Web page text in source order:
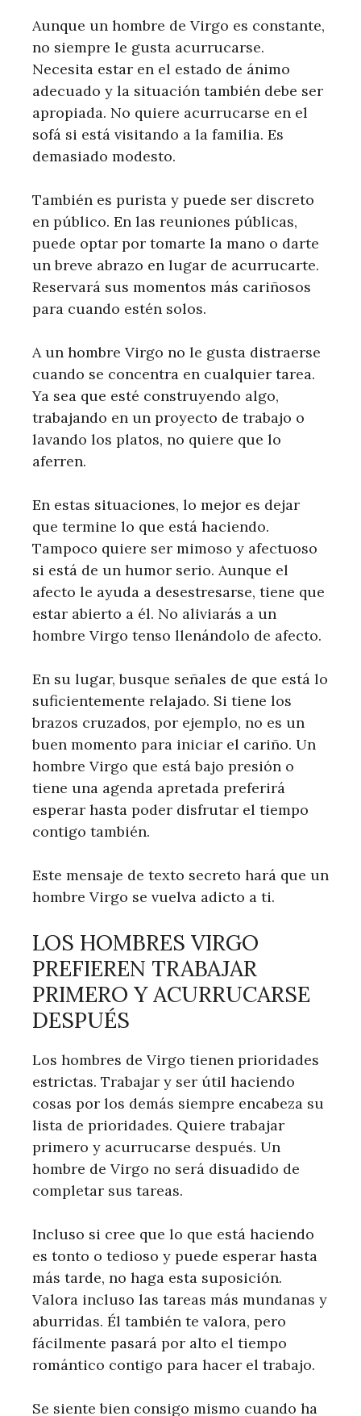
Aunque un hombre de Virgo es constante,
no siempre le gusta acurrucarse.
Necesita estar en el estado de ánimo
adecuado y la situación también debe ser
apropiada. No quiere acurrucarse en el
sofá si está visitando a la familia. Es
demasiado modesto.
También es purista y puede ser discreto
en público. En las reuniones públicas,
puede optar por tomarte la mano o darte
un breve abrazo en lugar de acurrucarte.
Reservará sus momentos más cariñosos
para cuando estén solos.
A un hombre Virgo no le gusta distraerse
cuando se concentra en cualquier tarea.
Ya sea que esté construyendo algo,
trabajando en un proyecto de trabajo o
lavando los platos, no quiere que lo
aferren.
En estas situaciones, lo mejor es dejar
que termine lo que está haciendo.
Tampoco quiere ser mimoso y afectuoso
si está de un humor serio. Aunque el
afecto le ayuda a desestresarse, tiene que
estar abierto a él. No aliviarás a un
hombre Virgo tenso llenándolo de afecto.
En su lugar, busque señales de que está lo
suficientemente relajado. Si tiene los
brazos cruzados, por ejemplo, no es un
buen momento para iniciar el cariño. Un
hombre Virgo que está bajo presión o
tiene una agenda apretada preferirá
esperar hasta poder disfrutar el tiempo
contigo también.
Este mensaje de texto secreto hará que un
hombre Virgo se vuelva adicto a ti.
LOS HOMBRES VIRGO
PREFIEREN TRABAJAR
PRIMERO Y ACURRUCARSE
DESPUÉS
Los hombres de Virgo tienen prioridades
estrictas. Trabajar y ser útil haciendo
cosas por los demás siempre encabeza su
lista de prioridades. Quiere trabajar
primero y acurrucarse después. Un
hombre de Virgo no será disuadido de
completar sus tareas.
Incluso si cree que lo que está haciendo
es tonto o tedioso y puede esperar hasta
más tarde, no haga esta suposición.
Valora incluso las tareas más mundanas y
aburridas. Él también te valora, pero
fácilmente pasará por alto el tiempo
romántico contigo para hacer el trabajo.
Se siente bien consigo mismo cuando ha